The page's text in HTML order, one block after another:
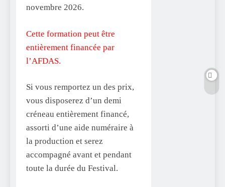
novembre 2026.
Cette formation peut être
entièrement financée par
l’AFDAS.
Si vous remportez un des prix,
vous disposerez d’un demi
créneau entièrement financé,
assorti d’une aide numéraire à
la production et serez
accompagné avant et pendant
toute la durée du Festival.